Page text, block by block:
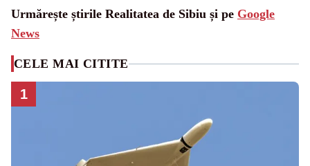
Urmărește știrile Realitatea de Sibiu și pe Google
News
CELE MAI CITITE
1